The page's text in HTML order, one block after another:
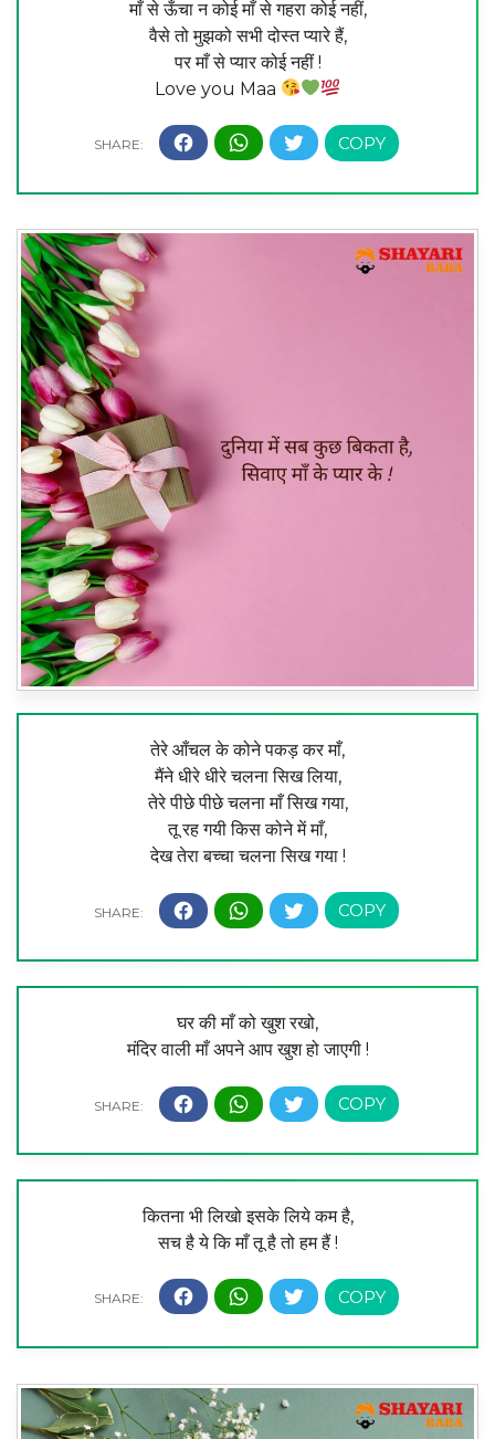
माँ से ऊँचा न कोई माँ से गहरा कोई नहीं,
वैसे तो मुझको सभी दोस्त प्यारे हैं,
पर माँ से प्यार कोई नहीं !
Love you Maa
तेरे आँचल के कोने पकड़ कर माँ,
मैंने धीरे धीरे चलना सिख लिया,
तेरे पीछे पीछे चलना माँ सिख गया,
तू रह गयी किस कोने में माँ,
देख तेरा बच्चा चलना सिख गया​ !
घर की माँ को खुश रखो,
मंदिर वाली माँ अपने आप खुश हो जाएगी !
कितना भी लिखो इसके लिये कम है,
सच है ये कि माँ तू है तो हम हैं !